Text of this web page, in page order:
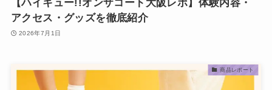
【ハイキュー!!オンザコート大阪レポ】体験内容・
アクセス・グッズを徹底紹介
2026年7月1日
商品レポート